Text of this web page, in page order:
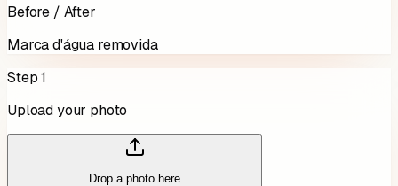
Before / After
Marca d'água removida
Step 1
Upload your photo
Drop a photo here